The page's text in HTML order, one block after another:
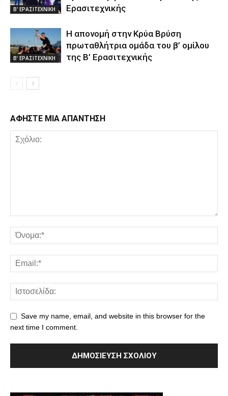
Β' ΕΡΑΣΙΤΕΧΝΙΚΗ
Ερασιτεχνικής
Β' ΕΡΑΣΙΤΕΧΝΙΚΗ
Η απονομή στην Κρύα Βρύση
πρωταθλήτρια ομάδα του β’ ομίλου
της Β’ Ερασιτεχνικής
ΑΦΗΣΤΕ ΜΙΑ ΑΠΑΝΤΗΣΗ
Save my name, email, and website in this browser for the
next time I comment.